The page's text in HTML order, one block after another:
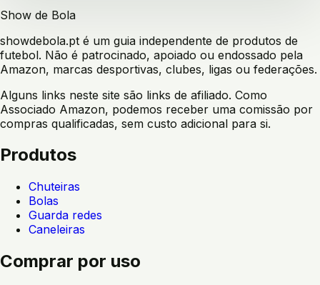
Show de Bola
showdebola.pt é um guia independente de produtos de
futebol. Não é patrocinado, apoiado ou endossado pela
Amazon, marcas desportivas, clubes, ligas ou federações.
Alguns links neste site são links de afiliado. Como
Associado Amazon, podemos receber uma comissão por
compras qualificadas, sem custo adicional para si.
Produtos
Chuteiras
Bolas
Guarda redes
Caneleiras
Comprar por uso